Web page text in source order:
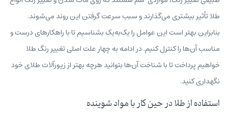
طلا تأثیر بیشتری می‌گذارند و سبب سرعت گرفتن این روند می‌شوند.
بنابراین بهتر است این عوامل را یک‌به‌یک بشناسیم تا با راهکارهای درست و
مناسب آن‌ها را کنترل کنیم. در ادامه به چهار علت اصلی تغییر رنگ طلا
خواهیم پرداخت تا با شناخت آن‌ها بتوانید هرچه بهتر از زیورآلات طلای خود
نگهداری کنید.
استفاده از طلا در حین کار با مواد شوینده